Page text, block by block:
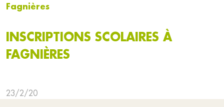
Fagnières
INSCRIPTIONS SCOLAIRES À
FAGNIÈRES
23/2/20